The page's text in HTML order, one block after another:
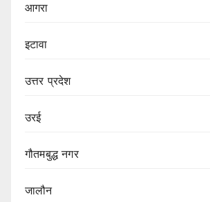
आगरा
इटावा
उत्तर प्रदेश
उरई
गौतमबुद्ध नगर
जालौन